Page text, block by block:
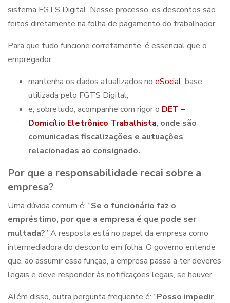
sistema FGTS Digital. Nesse processo, os descontos são
feitos diretamente na folha de pagamento do trabalhador.
Para que tudo funcione corretamente, é essencial que o
empregador:
mantenha os dados atualizados no eSocial, base
utilizada pelo FGTS Digital;
e, sobretudo, acompanhe com rigor o DET –
Domicílio Eletrônico Trabalhista, onde são
comunicadas fiscalizações e autuações
relacionadas ao consignado.
Por que a responsabilidade recai sobre a
empresa?
Uma dúvida comum é: “Se o funcionário faz o
empréstimo, por que a empresa é que pode ser
multada?” A resposta está no papel da empresa como
intermediadora do desconto em folha. O governo entende
que, ao assumir essa função, a empresa passa a ter deveres
legais e deve responder às notificações legais, se houver.
Além disso, outra pergunta frequente é: “Posso impedir